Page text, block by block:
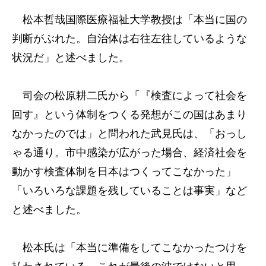
松本哲哉国際医療福祉大学教授は「本当に国の
判断がぶれた。自治体は右往左往しているような
状況だ」と述べました。
司会の松原耕二氏から「『検査によって社会を
回す』という体制をつくる発想がこの国はあまり
なかったのでは」と問われた武見氏は、「おっし
ゃる通り。市中感染が広がった場合、経済社会を
動かす検査体制を日本はつくってこなかった」
「いろいろな課題を残していることは事実」など
と述べました。
松本氏は「本当に準備をしてこなかったつけを